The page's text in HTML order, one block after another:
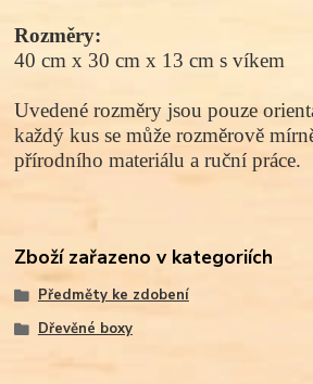
Rozměry:
40 cm x 30 cm x 13 cm s víkem
Uvedené rozměry jsou pouze
každý kus se může rozměrově
přírodního materiálu a ruční práce.
Zboží zařazeno v kategoriích
Předměty ke zdobení
Dřevěné boxy